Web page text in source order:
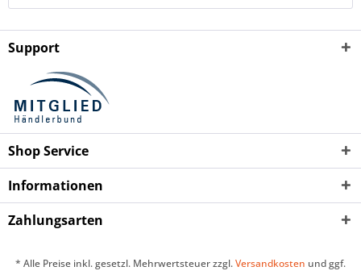
Support
Shop Service
Informationen
Zahlungsarten
* Alle Preise inkl. gesetzl. Mehrwertsteuer zzgl.Versandkosten und ggf.